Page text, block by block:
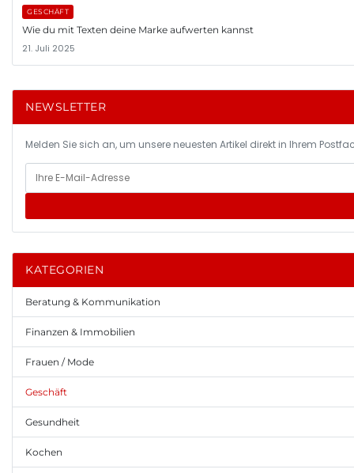
GESCHÄFT
Wie du mit Texten deine Marke aufwerten kannst
21. Juli 2025
NEWSLETTER
Melden Sie sich an, um unsere neuesten Artikel direkt in Ihrem
KATEGORIEN
Beratung & Kommunikation
Finanzen & Immobilien
Frauen / Mode
Geschäft
Gesundheit
Kochen